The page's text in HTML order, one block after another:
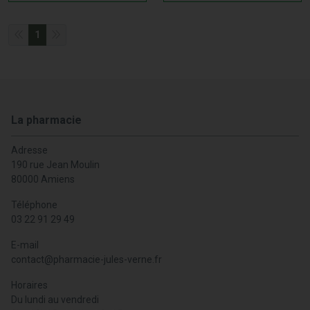
Les Bienfaits des Attelles de Doigt
Les attelles de doigt offrent plusieurs avantages pour la
réduisant ainsi la douleur et favorisant une guérison
Réduction de l'inflammation :
offrent une compression douce qui aide à réduire
Prévention des mouvements excessifs :
attelles de doigt empêchent les mouvements
excessifs qui pourraient aggraver la blessure, offrant
ainsi une protection supplémentaire.
renforcer et stabiliser le doigt, facilitant ainsi la
récupération après une blessure ou une chirurgie.
1
La pharmacie
Adresse
190 rue Jean Moulin
80000 Amiens
Téléphone
03 22 91 29 49
E-mail
contact@pharmacie-jules-verne.fr
Horaires
Du lundi au vendredi